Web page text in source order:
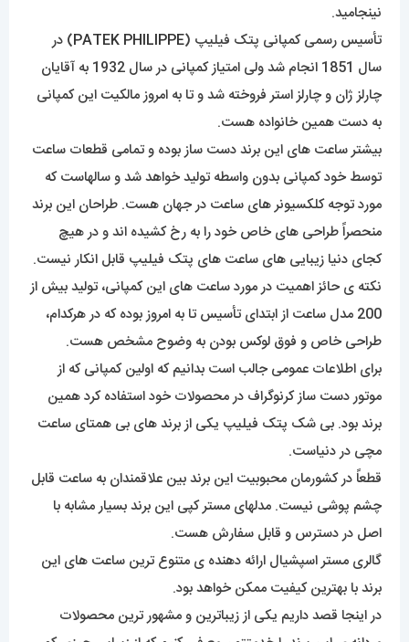
نینجامید.
تأسیس رسمی کمپانی پتک فیلیپ (PATEK PHILIPPE) در
سال 1851 انجام شد ولی امتیاز کمپانی در سال 1932 به آقایان
چارلز ژان و چارلز استر فروخته شد و تا به امروز مالکیت این کمپانی
به دست همین خانواده هست.
بیشتر ساعت های این برند دست ساز بوده و تمامی قطعات ساعت
توسط خود کمپانی بدون واسطه تولید خواهد شد و سالهاست که
مورد توجه کلکسیونر های ساعت در جهان هست. طراحان این برند
منحصراً طراحی های خاص خود را به رخ کشیده اند و در هیچ
کجای دنیا زیبایی های ساعت های پتک فیلیپ قابل انکار نیست.
نکته ی حائز اهمیت در مورد ساعت های این کمپانی، تولید بیش از
200 مدل ساعت از ابتدای تأسیس تا به امروز بوده که در هرکدام،
طراحی خاص و فوق لوکس بودن به وضوح مشخص هست.
برای اطلاعات عمومی جالب است بدانیم که اولین کمپانی که از
موتور دست ساز کرنوگراف در محصولات خود استفاده کرد همین
برند بود. بی شک پتک فیلیپ یکی از برند های بی همتای ساعت
مچی در دنیاست.
قطعاً در کشورمان محبوبیت این برند بین علاقمندان به ساعت قابل
چشم پوشی نیست. مدلهای مستر کپی این برند بسیار مشابه با
اصل در دسترس و قابل سفارش هست.
گالری مستر اسپشیال ارائه دهنده ی متنوع ترین ساعت های این
برند با بهترین کیفیت ممکن خواهد بود.
در اینجا قصد داریم یکی از زیباترین و مشهور ترین محصولات